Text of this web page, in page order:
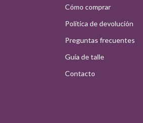
Cómo comprar
Política de devolución
Preguntas frecuentes
Guía de talle
Contacto